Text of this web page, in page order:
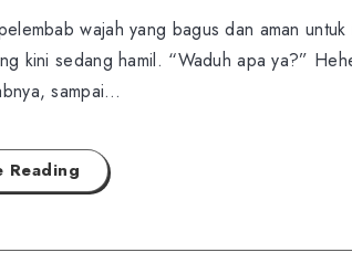
wajah yang bagus dan aman
kini sedang hamil. “Waduh apa ya?”
sampai…
Reading